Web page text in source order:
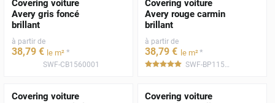
Covering voiture
Avery gris foncé
brillant
à partir de
38,79 € le m² *
SWF-CB1560001
Covering voiture
Avery rouge carmin
brillant
à partir de
38,79 € le m²*
***** SWF-BP1150001
Covering voiture
Covering voiture